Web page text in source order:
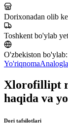
Dorixonadan olib
Toshkent bo'ylab
O'zbekiston bo'ylab:
Yo'riqnoma
Xlorofillipt
haqida va
Dori tafsilotlari